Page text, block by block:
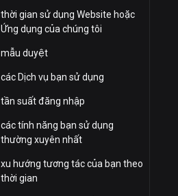
thời gian sử dụng Website hoặc
Ứng dụng của chúng tôi
mẫu duyệt
các Dịch vụ bạn sử dụng
tần suất đăng nhập
các tính năng bạn sử dụng
thường xuyên nhất
xu hướng tương tác của bạn theo
thời gian